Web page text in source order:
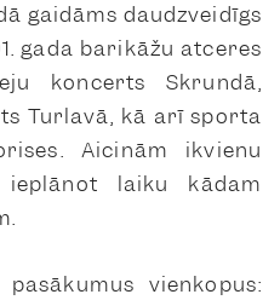
gaidāms daudzveidīgs
gada barikāžu atceres
koncerts Skrundā,
Turlavā, kā arī sporta
Aicinām ikvienu
laiku kādam
vienkopus: